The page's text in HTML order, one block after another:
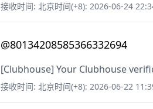
接收时间: 北京时间(+8): 2026-06-24
@80134208585366332694
[Clubhouse] Your Clubhouse
接收时间: 北京时间(+8): 2026-06-22